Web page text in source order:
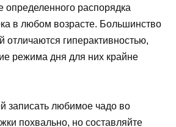
определенного распорядка
в любом возрасте. Большинство
отличаются гиперактивностью,
режима дня для них крайне
записать любимое чадо во
похвально, но составляйте